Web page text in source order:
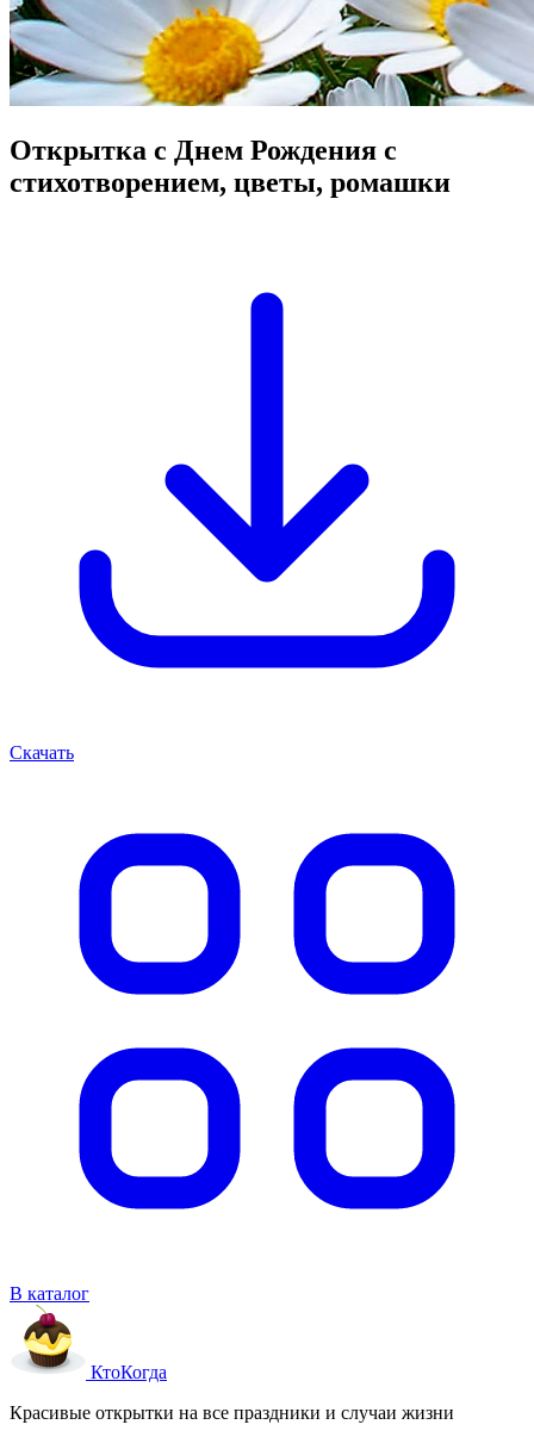
Открытка с Днем Рождения с
стихотворением, цветы, ромашки
Скачать
В каталог
КтоКогда
Красивые открытки на все праздники и случаи жизни